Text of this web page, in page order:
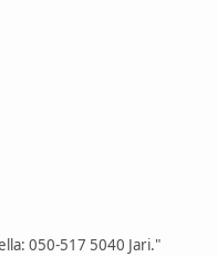
050-517 5040 Jari."